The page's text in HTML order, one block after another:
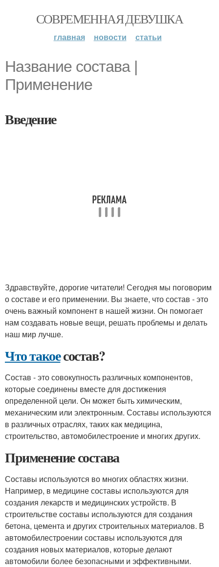
СОВРЕМЕННАЯ ДЕВУШКА
главная новости статьи
Название состава |
Применение
Введение
Здравствуйте, дорогие читатели! Сегодня мы поговорим
о составе и его применении. Вы знаете, что состав - это
очень важный компонент в нашей жизни. Он помогает
нам создавать новые вещи, решать проблемы и делать
наш мир лучше.
Что такоесостав?
Состав - это совокупность различных компонентов,
которые соединены вместе для достижения
определенной цели. Он может быть химическим,
механическим или электронным. Составы используются
в различных отраслях, таких как медицина,
строительство, автомобилестроение и многих других.
Применение состава
Составы используются во многих областях жизни.
Например, в медицине составы используются для
создания лекарств и медицинских устройств. В
строительстве составы используются для создания
бетона, цемента и других строительных материалов. В
автомобилестроении составы используются для
создания новых материалов, которые делают
автомобили более безопасными и эффективными.